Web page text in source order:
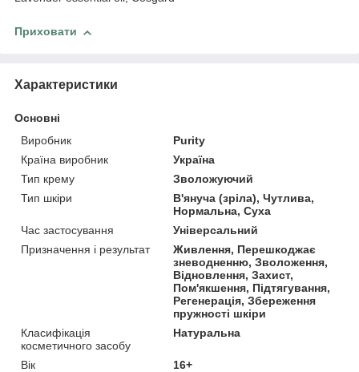
Приховати
Характеристики
Основні
Виробник
Purity
Країна виробник
Україна
Тип крему
Зволожуючий
Тип шкіри
В'януча (зріла), Чутлива,
Нормальна, Суха
Час застосування
Універсальний
Призначення і результат
Живлення, Перешкоджає
зневодненню, Зволоження,
Відновлення, Захист,
Пом'якшення, Підтягування,
Регенерація, Збереження
пружності шкіри
Класифікація
косметичного засобу
Натуральна
Вік
16+